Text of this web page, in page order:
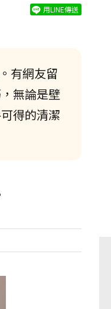
用LINE傳送
有網友留
無論是壁
得的清潔